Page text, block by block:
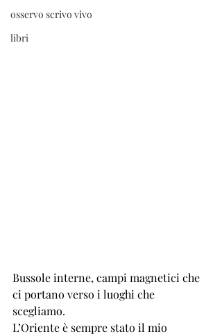
osservo scrivo vivo
libri
Bussole interne, campi magnetici che
ci portano verso i luoghi che
scegliamo.
L’Oriente è sempre stato il mio